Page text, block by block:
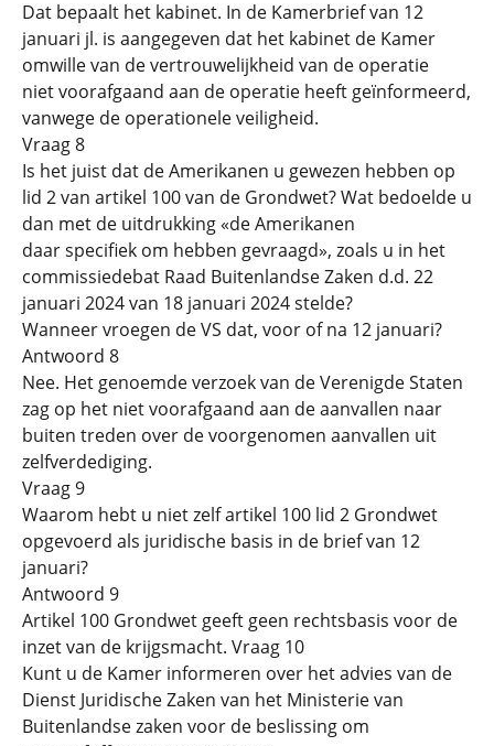
Dat bepaalt het kabinet. In de Kamerbrief van 12
januari jl. is aangegeven dat het kabinet de Kamer
omwille van de vertrouwelijkheid van de operatie
niet voorafgaand aan de operatie heeft geïnformeerd,
vanwege de operationele veiligheid.
Vraag 8
Is het juist dat de Amerikanen u gewezen hebben op
lid 2 van artikel 100 van de Grondwet? Wat bedoelde u
dan met de uitdrukking «de Amerikanen
daar specifiek om hebben gevraagd», zoals u in het
commissiedebat Raad Buitenlandse Zaken d.d. 22
januari 2024 van 18 januari 2024 stelde?
Wanneer vroegen de VS dat, voor of na 12 januari?
Antwoord 8
Nee. Het genoemde verzoek van de Verenigde Staten
zag op het niet voorafgaand aan de aanvallen naar
buiten treden over de voorgenomen aanvallen uit
zelfverdediging.
Vraag 9
Waarom hebt u niet zelf artikel 100 lid 2 Grondwet
opgevoerd als juridische basis in de brief van 12
januari?
Antwoord 9
Artikel 100 Grondwet geeft geen rechtsbasis voor de
inzet van de krijgsmacht. Vraag 10
Kunt u de Kamer informeren over het advies van de
Dienst Juridische Zaken van het Ministerie van
Buitenlandse zaken voor de beslissing om